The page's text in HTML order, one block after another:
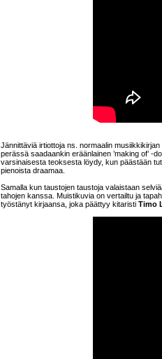
Jännittäviä irtiottoja ns. normaalin
perässä saadaankin eräänlainen ’making of’
varsinaisesta teoksesta löydy, kun päästään
pienoista draamaa.
Samalla kun taustojen taustoja valaistaan
tahojen kanssa. Muistikuvia on vertailtu ja
työstänyt kirjaansa, joka päättyy kitaristi Timo